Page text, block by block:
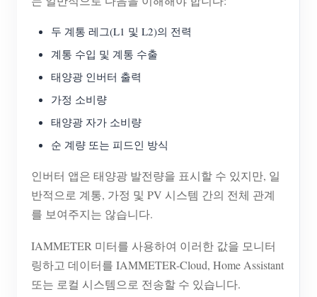
뉴스
블로그
IAMMETER 활동
포럼
App Store
사이트 탐색
회사 소개
두 계통 레그(L1 및 L2)의 전력
계통 수입 및 계통 수출
태양광 인버터 출력
가정 소비량
태양광 자가 소비량
순 계량 또는 피드인 방식
인버터 앱은 태양광 발전량을 표시할 수 있지만, 일
반적으로 계통, 가정 및 PV 시스템 간의 전체 관계
를 보여주지는 않습니다.
IAMMETER 미터를 사용하여 이러한 값을 모니터
링하고 데이터를 IAMMETER-Cloud, Home Assistant
또는 로컬 시스템으로 전송할 수 있습니다.